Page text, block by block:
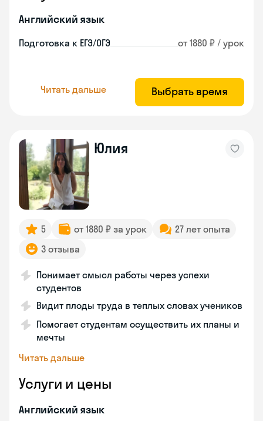
Английский язык
Подготовка к ЕГЭ/ОГЭ от 1880 ₽ / урок
Читать дальше Выбрать время
Юлия
5 от 1880 ₽ за урок
27 лет опыта
3 отзыва
Понимает смысл работы через успехи
студентов
Видит плоды труда в теплых словах учеников
Помогает студентам осуществить их планы и
мечты
Читать дальше
Услуги и цены
Английский язык